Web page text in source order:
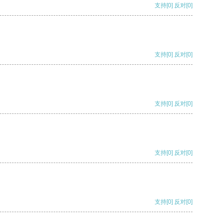
支持[0] 反对[0]
支持[0] 反对[0]
支持[0] 反对[0]
支持[0] 反对[0]
支持[0] 反对[0]